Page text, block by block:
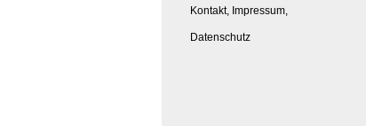
Kontakt, Impressum,
Datenschutz